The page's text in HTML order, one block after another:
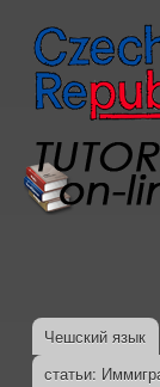
Главное меню
Чешский язык
статьи: